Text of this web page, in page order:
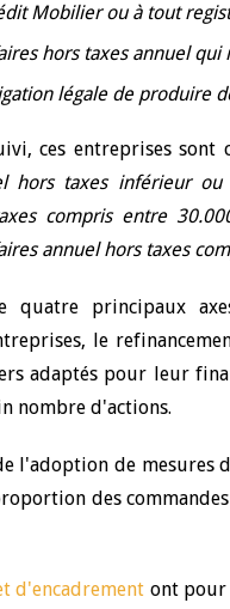
Mobilier ou à tout
hors taxes annuel qui
légale de produire
ces entreprises sont
hors taxes inférieur ou
compris entre
annuel hors taxes
quatre principaux
le
adaptés pour leur
nombre d'actions.
l'adoption de
des
d'encadrement ont pour